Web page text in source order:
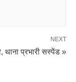
NEXT
थाना प्रभारी सस्पेंड »